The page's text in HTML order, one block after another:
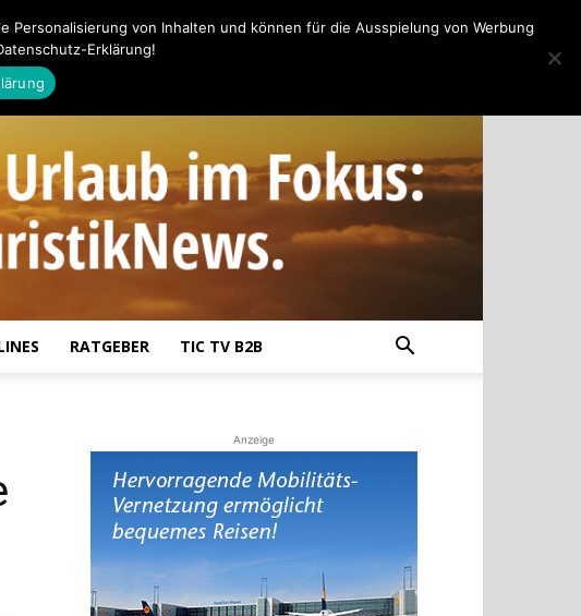
RATGEBER TIC TV B2B
Anzeige
von Inhalten und können für die Ausspielung von Werbung
Erklärung!